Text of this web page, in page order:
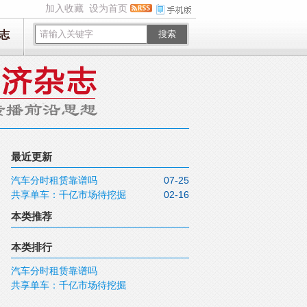
加入收藏 设为首页
搜索
最近更新
07-25
汽车分时租赁靠谱吗
02-16
共享单车：千亿市场待挖掘
本类推荐
本类排行
汽车分时租赁靠谱吗
共享单车：千亿市场待挖掘